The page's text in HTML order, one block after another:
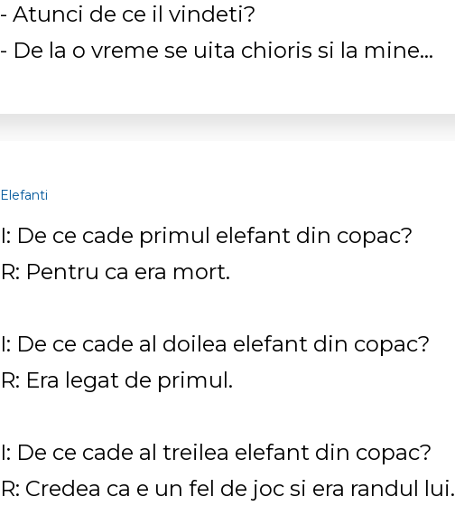
- Atunci de ce il vindeti?
- De la o vreme se uita chioris si la mine...
Elefanti
I: De ce cade primul elefant din copac?
R: Pentru ca era mort.
I: De ce cade al doilea elefant din copac?
R: Era legat de primul.
I: De ce cade al treilea elefant din copac?
R: Credea ca e un fel de joc si era randul lui.